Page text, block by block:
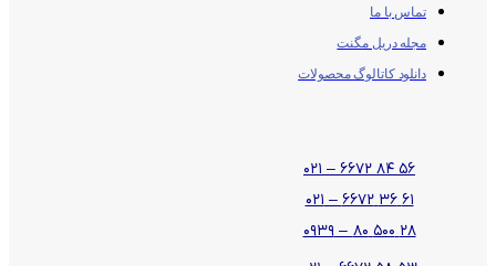
تماس با ما
مجله دریل مگنت
دانلود کاتالوگ محصولات
۵۶ ۸۴ ۶۶۷۲ – ۰۲۱
۶۱ ۳۶ ۶۶۷۲ – ۰۲۱
۲۸ ۵۰۰ ۸۰ – ۰۹۳۹